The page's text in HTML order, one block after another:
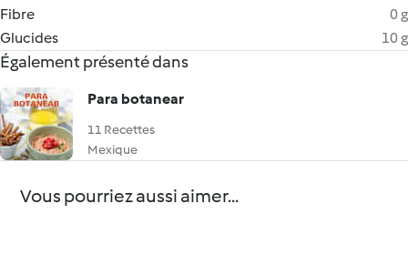
Fibre
0 g
Glucides
10 g
Également présenté dans
Para botanear
11 Recettes
Mexique
Vous pourriez aussi aimer...